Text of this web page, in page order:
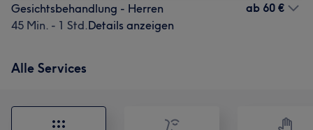
Gesichtsbehandlung - Herren
45 Min. - 1 Std.Details anzeigen
ab 60 €
Alle Services